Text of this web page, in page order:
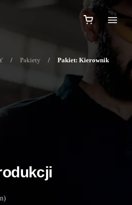
/ Pakiety /
Pakiet: Kierownik
)